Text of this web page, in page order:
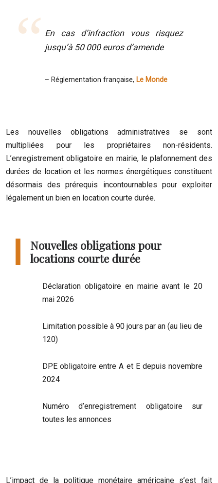
En cas d’infraction vous risquez
jusqu’à 50 000 euros d’amende
– Réglementation française, Le Monde
Les nouvelles obligations administratives se sont
multipliées pour les propriétaires non-résidents.
L’enregistrement obligatoire en mairie, le plafonnement des
durées de location et les normes énergétiques constituent
désormais des prérequis incontournables pour exploiter
légalement un bien en location courte durée.
Nouvelles obligations pour
locations courte durée
Déclaration obligatoire en mairie avant le 20
mai 2026
Limitation possible à 90 jours par an (au lieu de
120)
DPE obligatoire entre A et E depuis novembre
2024
Numéro d’enregistrement obligatoire sur
toutes les annonces
L’impact de la politique monétaire américaine s’est fait